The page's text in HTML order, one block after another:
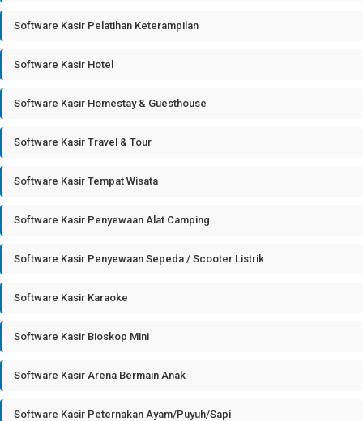
Software Kasir Pelatihan Keterampilan
Software Kasir Hotel
Software Kasir Homestay & Guesthouse
Software Kasir Travel & Tour
Software Kasir Tempat Wisata
Software Kasir Penyewaan Alat Camping
Software Kasir Penyewaan Sepeda / Scooter Listrik
Software Kasir Karaoke
Software Kasir Bioskop Mini
Software Kasir Arena Bermain Anak
Software Kasir Peternakan Ayam/Puyuh/Sapi